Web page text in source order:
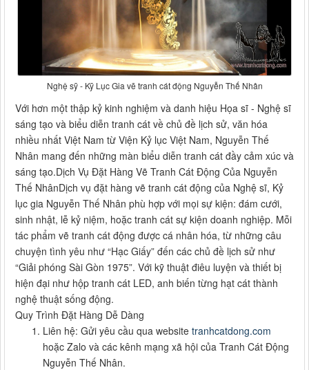
Nghệ sỹ - Kỹ Lục Gia vẽ tranh cát động Nguyễn Thế Nhân
Với hơn một thập kỷ kinh nghiệm và danh hiệu Họa sĩ - Nghệ sĩ
sáng tạo và biểu diễn tranh cát về chủ đề lịch sử, văn hóa
nhiều nhất Việt Nam từ Viện Kỷ lục Việt Nam, Nguyễn Thế
Nhân mang đến những màn biểu diễn tranh cát đầy cảm xúc và
sáng tạo.Dịch Vụ Đặt Hàng Vẽ Tranh Cát Động Của Nguyễn
Thế NhânDịch vụ đặt hàng vẽ tranh cát động của Nghệ sĩ, Kỷ
lục gia Nguyễn Thế Nhân phù hợp với mọi sự kiện: đám cưới,
sinh nhật, lễ kỷ niệm, hoặc tranh cát sự kiện doanh nghiệp. Mỗi
tác phẩm vẽ tranh cát động được cá nhân hóa, từ những câu
chuyện tình yêu như “Hạc Giấy” đến các chủ đề lịch sử như
“Giải phóng Sài Gòn 1975”. Với kỹ thuật điêu luyện và thiết bị
hiện đại như hộp tranh cát LED, anh biến từng hạt cát thành
nghệ thuật sống động.
Quy Trình Đặt Hàng Dễ Dàng
Liên hệ: Gửi yêu cầu qua website tranhcatdong.com
hoặc Zalo và các kênh mạng xã hội của Tranh Cát Động
Nguyễn Thế Nhân.